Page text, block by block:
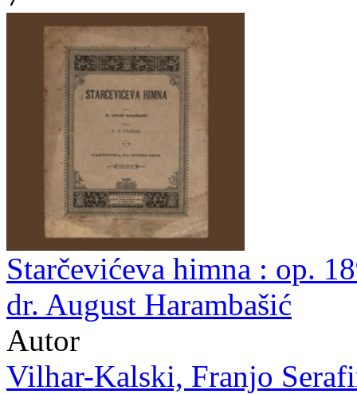
Starčevićeva himna : op.
dr. August Harambašić
Autor
Vilhar-Kalski, Franjo